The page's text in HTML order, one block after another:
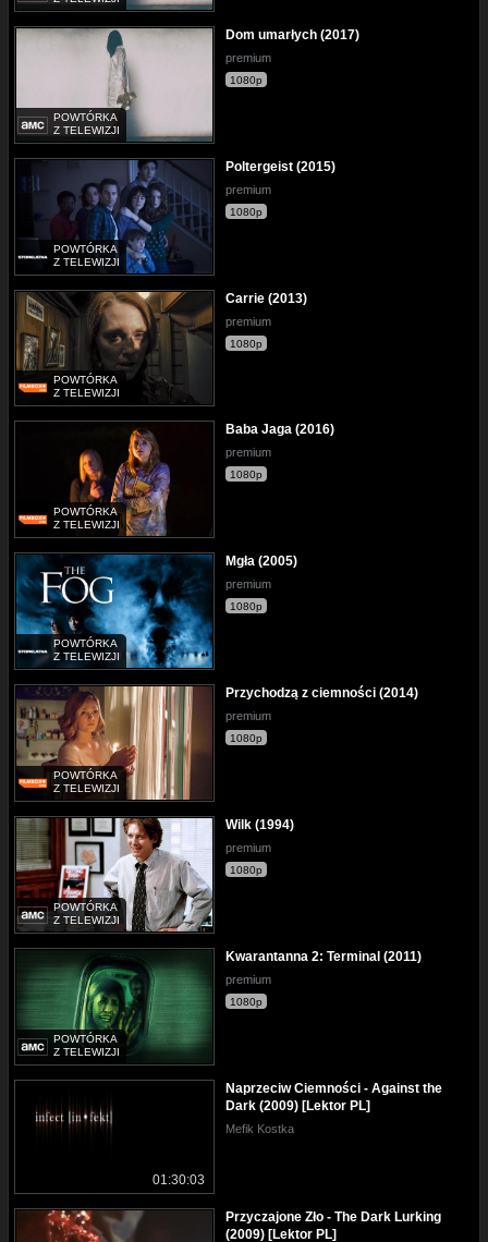
POWTÓRKA
Z TELEWIZJI
Dom umarłych (2017)
premium
1080p
POWTÓRKA
Z TELEWIZJI
Poltergeist (2015)
premium
1080p
POWTÓRKA
Z TELEWIZJI
Carrie (2013)
premium
1080p
POWTÓRKA
Z TELEWIZJI
Baba Jaga (2016)
premium
1080p
POWTÓRKA
Z TELEWIZJI
Mgła (2005)
premium
1080p
POWTÓRKA
Z TELEWIZJI
Przychodzą z ciemności (2014)
premium
1080p
POWTÓRKA
Z TELEWIZJI
Wilk (1994)
premium
1080p
POWTÓRKA
Z TELEWIZJI
Kwarantanna 2: Terminal (2011)
premium
1080p
01:30:03
Naprzeciw Ciemności - Against the
Dark (2009) [Lektor PL]
Mefik Kostka
Przyczajone Zło - The Dark Lurking
(2009) [Lektor PL]